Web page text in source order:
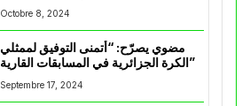
Octobre 8, 2024
مضوي يصرّح: “أتمنى التوفيق لممثلي
الكرة الجزائرية في المسابقات القارية”
Septembre 17, 2024